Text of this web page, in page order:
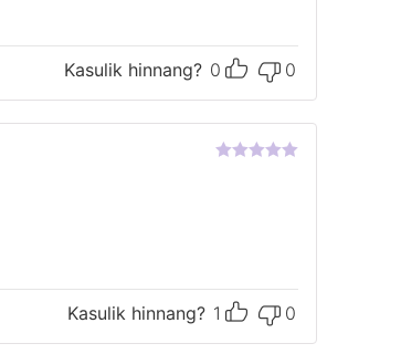
Kasulik hinnang? 0 0
Kasulik hinnang? 1 0